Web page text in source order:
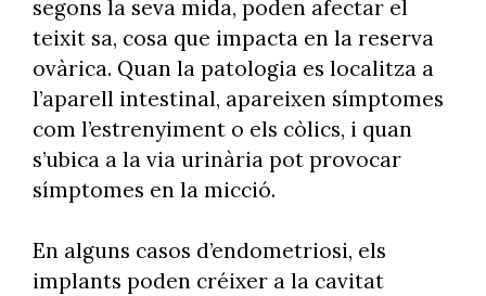
segons la seva mida, poden afectar el
teixit sa, cosa que impacta en la reserva
ovàrica. Quan la patologia es localitza a
l’aparell intestinal, apareixen símptomes
com l’estrenyiment o els còlics, i quan
s’ubica a la via urinària pot provocar
símptomes en la micció.
En alguns casos d’endometriosi, els
implants poden créixer a la cavitat